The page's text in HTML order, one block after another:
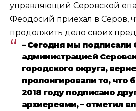
управляющий Серовской
Феодосий приехал в Серов,
продолжить дело своих
– Сегодня мы подписали
администрацией
городского округа,
пролонгировали то, что
2018 году подписано
архиереями, – отметил